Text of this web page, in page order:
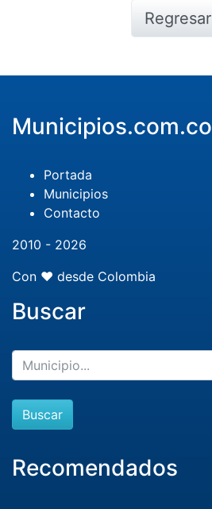
Regresar
Municipios.com.co
Portada
Municipios
Contacto
2010 - 2026
Con ❤️ desde Colombia
Buscar
Buscar
Recomendados